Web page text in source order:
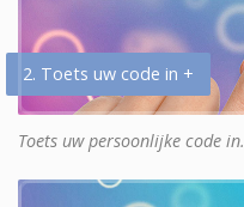
2. Toets uw code in +
Toets uw persoonlijke code in.